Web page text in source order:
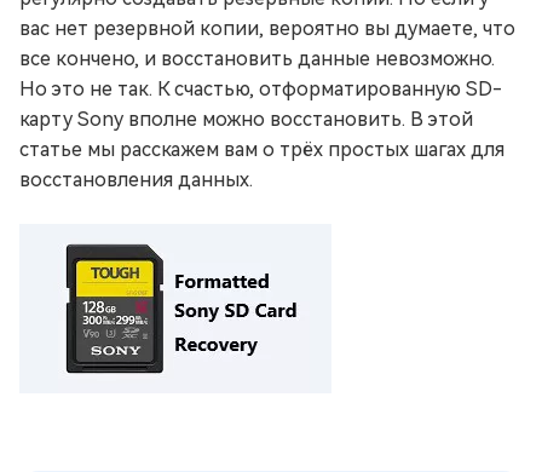
вас нет резервной копии, вероятно вы думаете, что
все кончено, и восстановить данные невозможно.
Но это не так. К счастью, отформатированную SD-
карту Sony вполне можно восстановить. В этой
статье мы расскажем вам о трёх простых шагах для
восстановления данных.